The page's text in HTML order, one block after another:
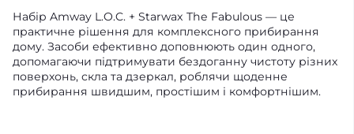
Набір Amway L.O.C. + Starwax The Fabulous — це
практичне рішення для комплексного прибирання
дому. Засоби ефективно доповнюють один одного,
допомагаючи підтримувати бездоганну чистоту різних
поверхонь, скла та дзеркал, роблячи щоденне
прибирання швидшим, простішим і комфортнішим.